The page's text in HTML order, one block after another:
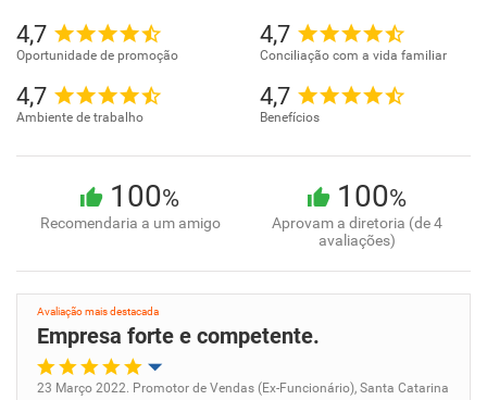
4,7
Oportunidade de promoção
4,7
Conciliação com a vida familiar
4,7
Ambiente de trabalho
4,7
Benefícios
100%
Recomendaria a um amigo
100%
Aprovam a diretoria (de 4
avaliações)
Avaliação mais destacada
Empresa forte e competente.
23 Março 2022. Promotor de Vendas (Ex-Funcionário), Santa Catarina